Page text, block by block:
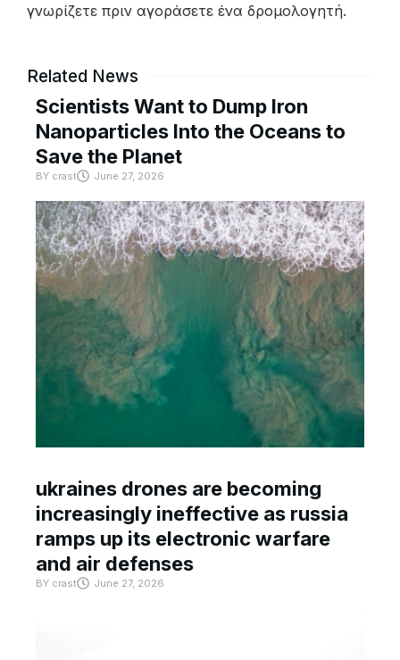
γνωρίζετε πριν αγοράσετε ένα δρομολογητή.
Related News
Scientists Want to Dump Iron
Nanoparticles Into the Oceans to
Save the Planet
BY crast June 27, 2026
ukraines drones are becoming
increasingly ineffective as russia
ramps up its electronic warfare
and air defenses
BY crast June 27, 2026